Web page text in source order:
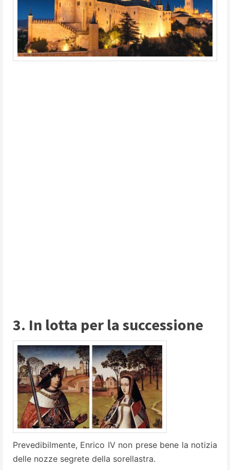
3. In lotta per la successione
Prevedibilmente, Enrico IV non prese bene la notizia
delle nozze segrete della sorellastra.